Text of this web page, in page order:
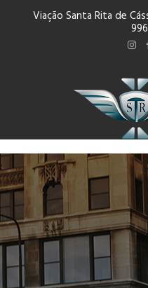
Viação Santa Rita de